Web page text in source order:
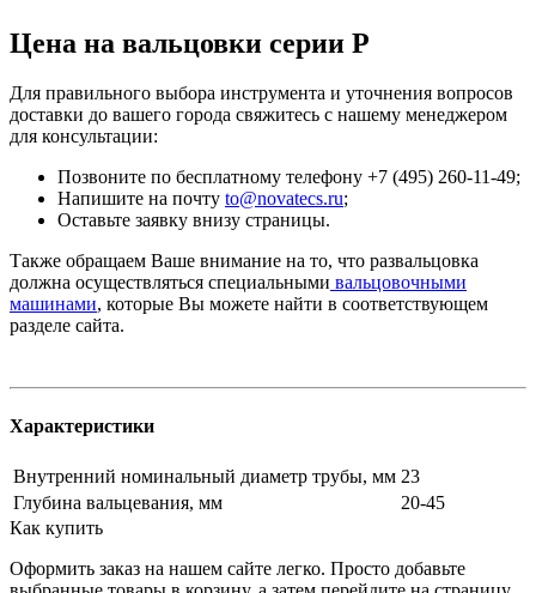
Цена на вальцовки серии Р
Для правильного выбора инструмента и уточнения вопросов
доставки до вашего города свяжитесь с нашему менеджером
для консультации:
Позвоните по бесплатному телефону +7 (495) 260-11-49;
Напишите на почту to@novatecs.ru;
Оставьте заявку внизу страницы.
Также обращаем Ваше внимание на то, что развальцовка
должна осуществляться специальными вальцовочными
машинами, которые Вы можете найти в соответствующем
разделе сайта.
Характеристики
Внутренний номинальный диаметр трубы, мм 23
Глубина вальцевания, мм
20-45
Как купить
Оформить заказ на нашем сайте легко. Просто добавьте